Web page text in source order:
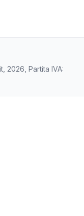
2026, Partita IVA: